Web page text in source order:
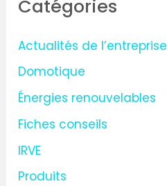
e
c
h
e
r
:
Catégories
Actualités de l’entreprise
Domotique
Énergies renouvelables
Fiches conseils
IRVE
Produits